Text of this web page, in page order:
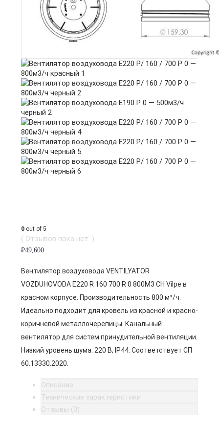
0 out of 5
( Отзывов пока нет. )
₽49,600
Вентилятор воздуховода VENTILYATOR
VOZDUHOVODA E220 R 160 700 R 0 800M3 CH Vilpe в
красном корпусе. Производительность 800 м³/ч.
Идеально подходит для кровель из красной и красно-
коричневой металлочерепицы. Канальный
вентилятор для систем принудительной вентиляции.
Низкий уровень шума. 220 В, IP44. Соответствует СП
60.13330.2020.
Описание
Технические характеристики
Отзывы (0)